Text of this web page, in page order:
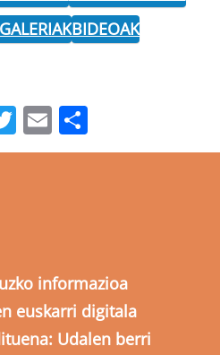
BIDEOAK
Twitter
Email
informazioa
euskarri digitala
Udalen berri